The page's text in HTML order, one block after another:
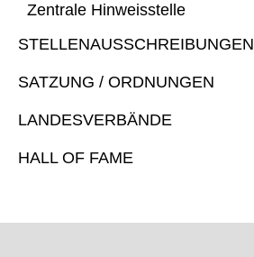
Zentrale Hinweisstelle
STELLENAUSSCHREIBUNGEN
SATZUNG / ORDNUNGEN
LANDESVERBÄNDE
HALL OF FAME